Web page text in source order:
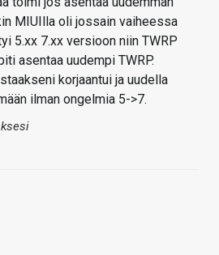
MIUIlla oli jossain vaiheessa
5.xx 7.xx versioon niin TWRP
asentaa uudempi TWRP.
korjaantui ja uudella
ilman ongelmia 5->7.